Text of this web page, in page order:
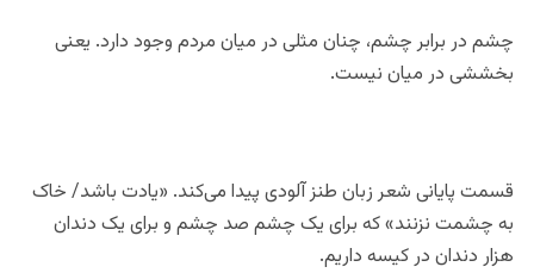
چشم در برابر چشم، چنان مثلی در میان مردم وجود دارد. یعنی
بخششی در میان نیست.
قسمت پایانی شعر زبان طنز آلودی پیدا می‌کند. «یادت باشد/ خاک
به چشمت نزنند» که برای یک چشم صد چشم و برای یک دندان
هزار دندان در کیسه داریم.